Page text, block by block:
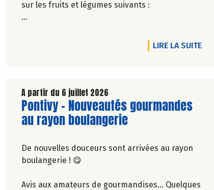
sur les fruits et légumes suivants :
Raisin de table noir prima bio, origine France à
2,20€/kg 🇫🇷
Rendez-vous dans notre magasin de Pontivy !
LIRE LA SUITEDE
A partir du 6 juillet 2026
Lire la suite de l'article
Pontivy - Nouveautés gourmandes
au rayon boulangerie
De nouvelles douceurs sont arrivées au rayon
boulangerie ! 😋
Avis aux amateurs de gourmandises… Quelques